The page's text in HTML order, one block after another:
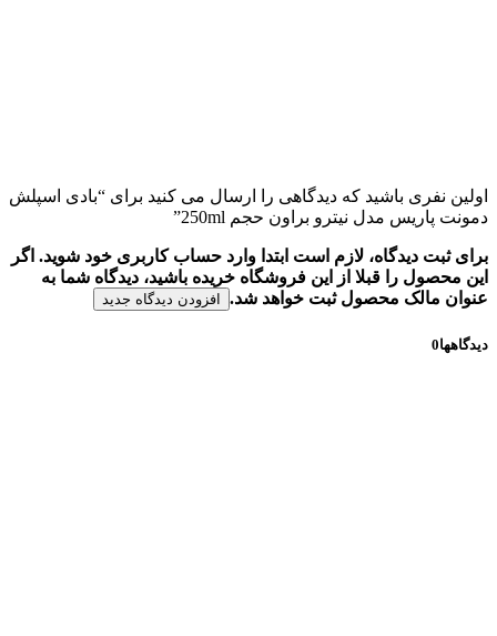
اولین نفری باشید که دیدگاهی را ارسال می کنید برای “بادی اسپلش
دمونت پاریس مدل نیترو براون حجم 250ml”
برای ثبت دیدگاه، لازم است ابتدا وارد حساب کاربری خود شوید. اگر
این محصول را قبلا از این فروشگاه خریده باشید، دیدگاه شما به
عنوان مالک محصول ثبت خواهد شد.
افزودن دیدگاه جدید
دیدگاهها0